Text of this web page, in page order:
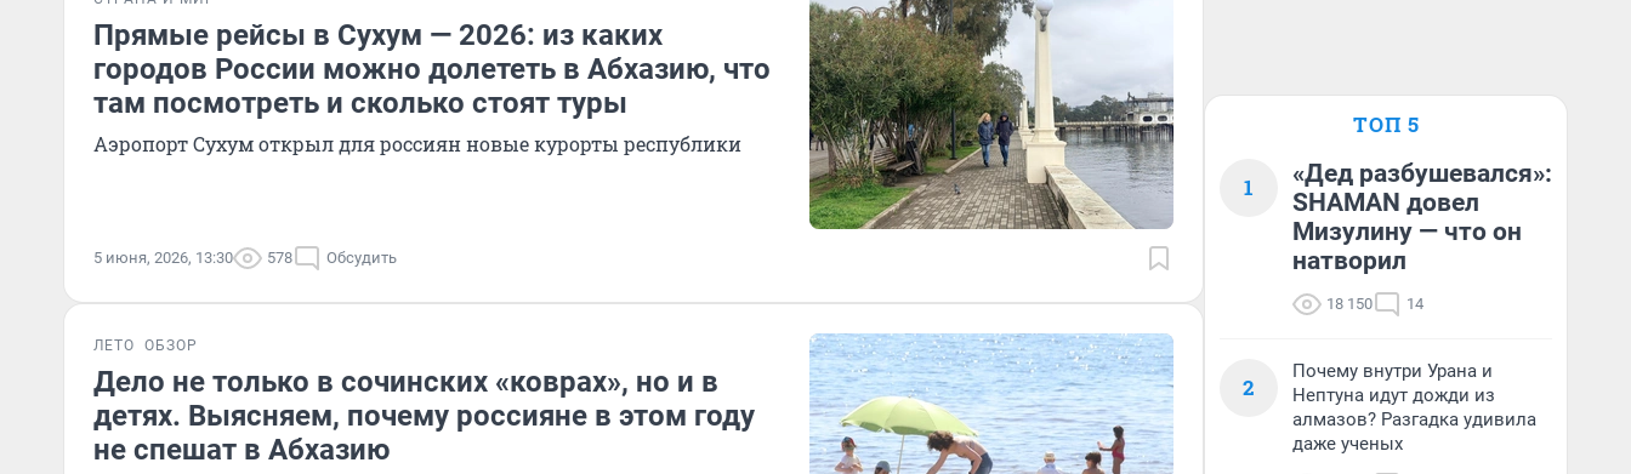
Прямые рейсы в Сухум — 2026: из каких
городов России можно долететь в Абхазию, что
там посмотреть и сколько стоят туры
Аэропорт Сухум открыл для россиян новые курорты республики
5 июня, 2026, 13:30 578 Обсудить
ЛЕТО ОБЗОР
Дело не только в сочинских «коврах», но и в
детях. Выясняем, почему россияне в этом году
не спешат в Абхазию
ТОП 5
1
«Дед разбушевался»:
SHAMAN довел
Мизулину — что он
натворил
18 150 14
2
Почему внутри Урана и
Нептуна идут дожди из
алмазов? Разгадка удивила
даже ученых